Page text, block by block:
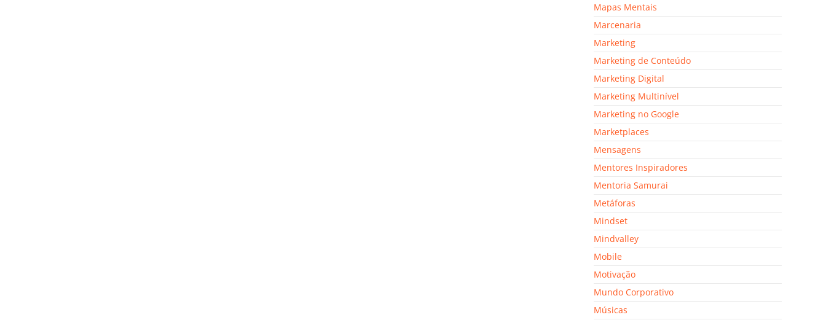
Mapas Mentais
Marcenaria
Marketing
Marketing de Conteúdo
Marketing Digital
Marketing Multinível
Marketing no Google
Marketplaces
Mensagens
Mentores Inspiradores
Mentoria Samurai
Metáforas
Mindset
Mindvalley
Mobile
Motivação
Mundo Corporativo
Músicas